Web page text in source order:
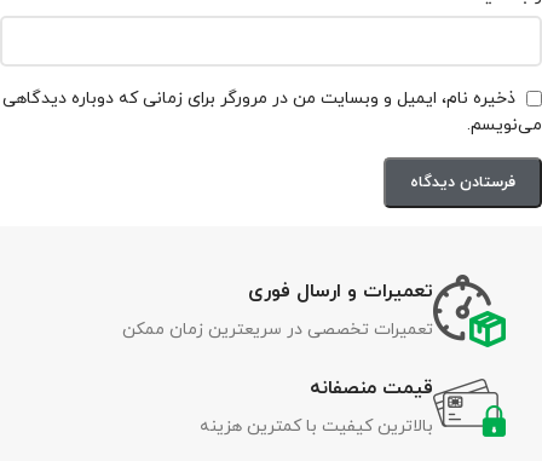
ذخیره نام، ایمیل و وبسایت من در مرورگر برای زمانی که دوباره دیدگاهی
می‌نویسم.
تعمیرات و ارسال فوری
تعمیرات تخصصی در سریعترین زمان ممکن
قیمت منصفانه
بالاترین کیفیت با کمترین هزینه